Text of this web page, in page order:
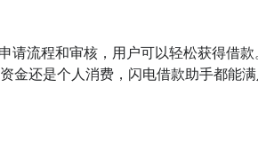
流程和审核，用户可以轻松获得借款
金还是个人消费，闪电借款助手都能满